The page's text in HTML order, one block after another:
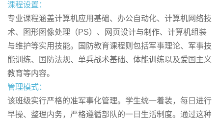
课程设置：
专业课程涵盖计算机应用基础、办公自动化、计算机网络技
术、图形图像处理（PS）、网页设计与制作、计算机组装
与维护等实用技能。国防教育课程则包括军事理论、军事技
能训练、国防法规、单兵战术基础、体能训练以及爱国主义
教育等内容。
管理模式：
该班级实行严格的准军事化管理。学生统一着装，每日进行
早操、整理内务，严格遵循部队的一日生活制度。通过这种